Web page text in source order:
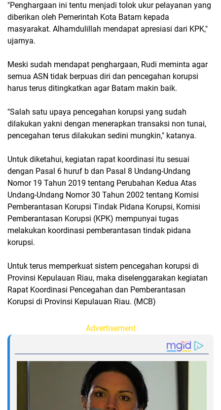
"Penghargaan ini tentu menjadi tolok ukur pelayanan yang
diberikan oleh Pemerintah Kota Batam kepada
masyarakat. Alhamdulillah mendapat apresiasi dari KPK,"
ujarnya.
Meski sudah mendapat penghargaan, Rudi meminta agar
semua ASN tidak berpuas diri dan pencegahan korupsi
harus terus ditingkatkan agar Batam makin baik.
"Salah satu upaya pencegahan korupsi yang sudah
dilakukan yakni dengan menerapkan transaksi non tunai,
pencegahan terus dilakukan sedini mungkin," katanya.
Untuk diketahui, kegiatan rapat koordinasi itu sesuai
dengan Pasal 6 huruf b dan Pasal 8 Undang-Undang
Nomor 19 Tahun 2019 tentang Perubahan Kedua Atas
Undang-Undang Nomor 30 Tahun 2002 tentang Komisi
Pemberantasan Korupsi Tindak Pidana Korupsi, Komisi
Pemberantasan Korupsi (KPK) mempunyai tugas
melakukan koordinasi pemberantasan tindak pidana
korupsi.
Untuk terus memperkuat sistem pencegahan korupsi di
Provinsi Kepulauan Riau, maka diselenggarakan kegiatan
Rapat Koordinasi Pencegahan dan Pemberantasan
Korupsi di Provinsi Kepulauan Riau. (MCB)
Advertisement